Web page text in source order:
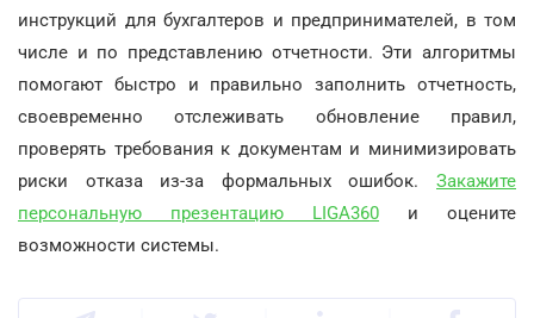
инструкций для бухгалтеров и предпринимателей, в том
числе и по представлению отчетности. Эти алгоритмы
помогают быстро и правильно заполнить отчетность,
своевременно отслеживать обновление правил,
проверять требования к документам и минимизировать
риски отказа из-за формальных ошибок. Закажите
персональную презентацию LIGA360 и оцените
возможности системы.